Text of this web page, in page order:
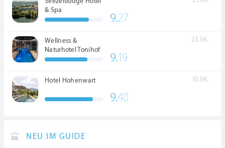
& Spa
9.27
Wellness &
Naturhotel Tonihof
****S
23.04.
9.19
Hotel Hohenwart 10.04.
9.48
NEU IM GUIDE